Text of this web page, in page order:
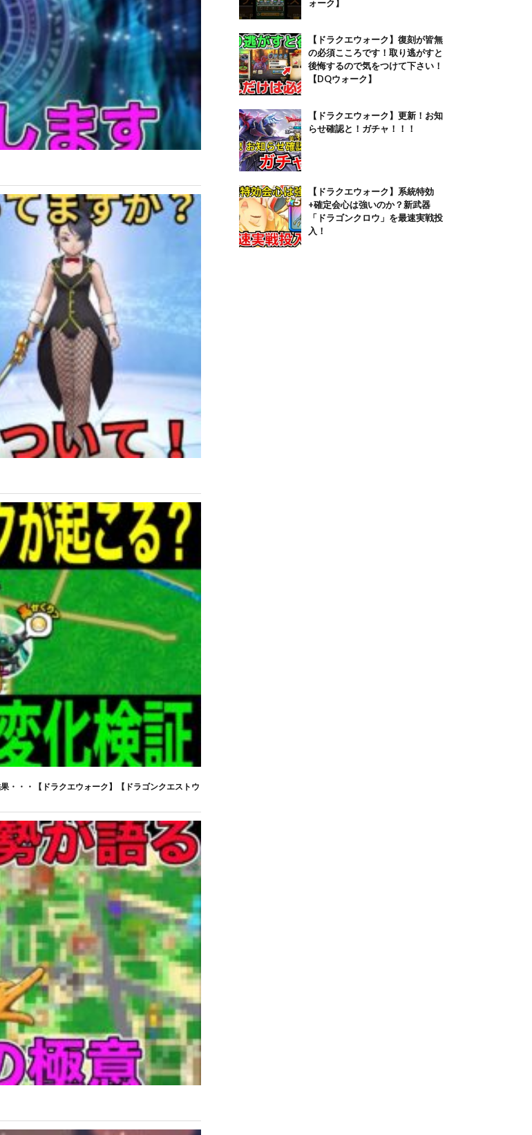
ォーク】
【ドラクエウォーク】復刻が皆無
の必須こころです！取り逃がすと
後悔するので気をつけて下さい！
【DQウォーク】
【ドラクエウォーク】更新！お知
らせ確認と！ガチャ！！！
【ドラクエウォーク】系統特効
+確定会心は強いのか？新武器
「ドラゴンクロウ」を最速実戦投
入！